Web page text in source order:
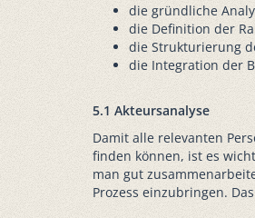
die gründliche
die Definition der
die Strukturierung
die Integration der
5.1 Akteursanalyse
Damit alle relevanten
finden können, ist es
man gut
Prozess einzubringen.